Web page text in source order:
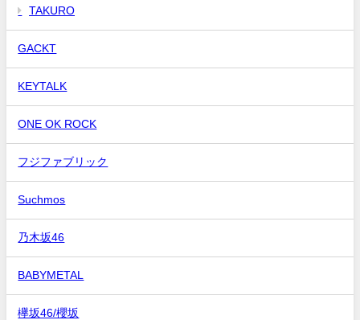
TAKURO
GACKT
KEYTALK
ONE OK ROCK
フジファブリック
Suchmos
乃木坂46
BABYMETAL
欅坂46/櫻坂